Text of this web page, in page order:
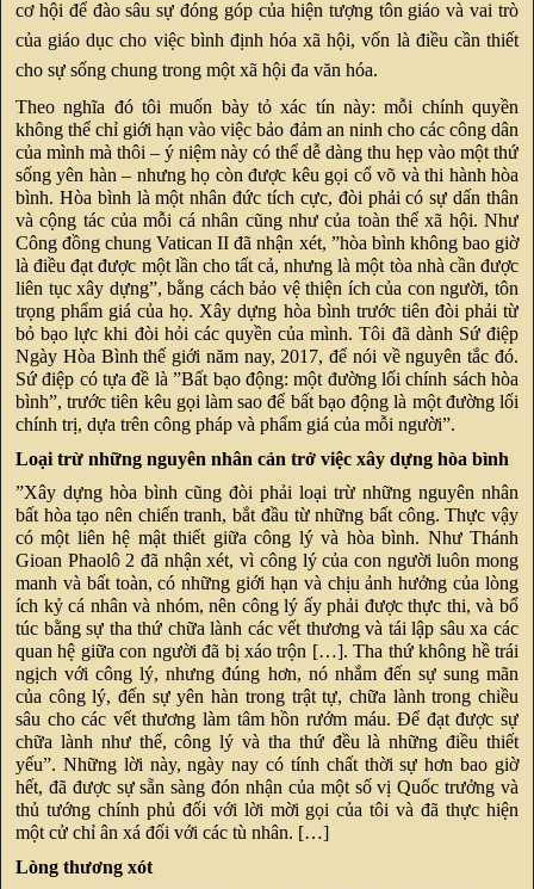
cơ hội để đào sâu sự đóng góp của hiện tượng tôn giáo và vai trò
của giáo dục cho việc bình định hóa xã hội, vốn là điều cần thiết
cho sự sống chung trong một xã hội đa văn hóa.
Theo nghĩa đó tôi muốn bày tỏ xác tín này: mỗi chính quyền
không thể chỉ giới hạn vào việc bảo đảm an ninh cho các công dân
của mình mà thôi – ý niệm này có thể dễ dàng thu hẹp vào một thứ
sống yên hàn – nhưng họ còn được kêu gọi cổ võ và thi hành hòa
bình. Hòa bình là một nhân đức tích cực, đòi phải có sự dấn thân
và cộng tác của mỗi cá nhân cũng như của toàn thể xã hội. Như
Công đồng chung Vatican II đã nhận xét, ”hòa bình không bao giờ
là điều đạt được một lần cho tất cả, nhưng là một tòa nhà cần được
liên tục xây dựng”, bằng cách bảo vệ thiện ích của con người, tôn
trọng phẩm giá của họ. Xây dựng hòa bình trước tiên đòi phải từ
bỏ bạo lực khi đòi hỏi các quyền của mình. Tôi đã dành Sứ điệp
Ngày Hòa Bình thế giới năm nay, 2017, để nói về nguyên tắc đó.
Sứ điệp có tựa đề là ”Bất bạo động: một đường lối chính sách hòa
bình”, trước tiên kêu gọi làm sao để bất bạo động là một đường lối
chính trị, dựa trên công pháp và phẩm giá của mỗi người”.
Loại trừ những nguyên nhân cản trở việc xây dựng hòa bình
”Xây dựng hòa bình cũng đòi phải loại trừ những nguyên nhân
bất hòa tạo nên chiến tranh, bắt đầu từ những bất công. Thực vậy
có một liên hệ mật thiết giữa công lý và hòa bình. Như Thánh
Gioan Phaolô 2 đã nhận xét, vì công lý của con người luôn mong
manh và bất toàn, có những giới hạn và chịu ảnh hưởng của lòng
ích kỷ cá nhân và nhóm, nên công lý ấy phải được thực thi, và bổ
túc bằng sự tha thứ chữa lành các vết thương và tái lập sâu xa các
quan hệ giữa con người đã bị xáo trộn […]. Tha thứ không hề trái
ngịch với công lý, nhưng đúng hơn, nó nhắm đến sự sung mãn
của công lý, đến sự yên hàn trong trật tự, chữa lành trong chiều
sâu cho các vết thương làm tâm hồn rướm máu. Để đạt được sự
chữa lành như thế, công lý và tha thứ đều là những điều thiết
yếu”. Những lời này, ngày nay có tính chất thời sự hơn bao giờ
hết, đã được sự sẵn sàng đón nhận của một số vị Quốc trưởng và
thủ tướng chính phủ đối với lời mời gọi của tôi và đã thực hiện
một cử chỉ ân xá đối với các tù nhân. […]
Lòng thương xót